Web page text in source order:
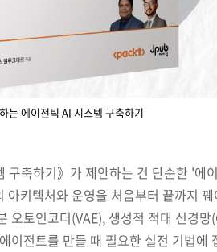
는 에이전틱 AI 시스템 구축하기
축하기》가 제안하는 건 단순한 '에
키텍처와 운영을 처음부터 끝까지
토인코더(VAE), 생성적 적대 신경
이전트를 만들 때 필요한 실전 기법에